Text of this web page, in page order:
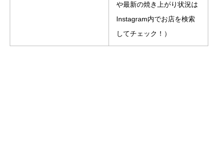
や最新の焼き上がり状況は
Instagram内でお店を検索
してチェック！）